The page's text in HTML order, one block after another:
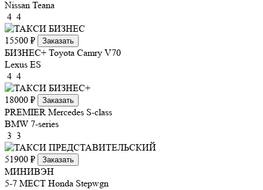
Nissan Teana
4 4
15500 ₽ Заказать
БИЗНЕС+ Toyota Camry V70
Lexus ES
4 4
18000 ₽ Заказать
PREMIER Mercedes S-class
BMW 7-series
3 3
51900 ₽ Заказать
МИНИВЭН
5-7 МЕСТ Honda Stepwgn